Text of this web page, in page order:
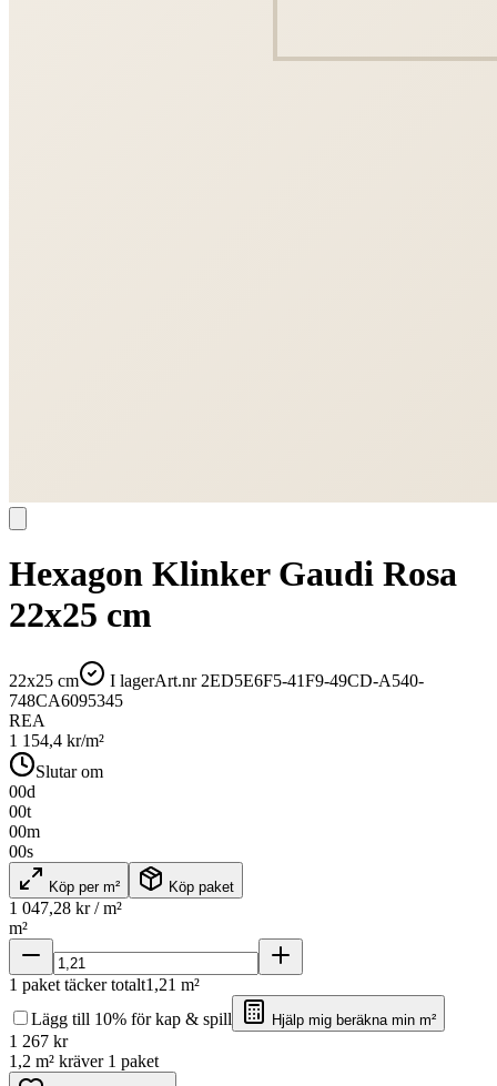
Hexagon Klinker Gaudi Rosa
22x25 cm
22x25 cm I lagerArt.nr 2ED5E6F5-41F9-49CD-A540-
748CA6095345
REA
1 154,4 kr/m²
Slutar om
00d
00t
00m
00s
Köp per m² Köp paket
1 047,28 kr / m²
m²
1 paket täcker totalt1,21 m²
Lägg till 10% för kap & spill
Hjälp mig beräkna min m²
1 267 kr
1,2 m² kräver 1 paket